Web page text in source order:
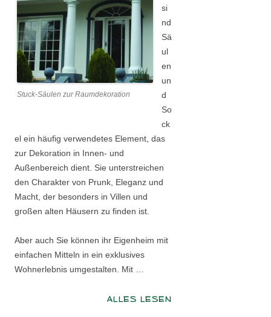
Stuck-Säulen zur Raumdekoration
si
nd
Sä
ul
en
un
d
So
ck
el ein häufig verwendetes Element, das
zur Dekoration in Innen- und
Außenbereich dient. Sie unterstreichen
den Charakter von Prunk, Eleganz und
Macht, der besonders in Villen und
großen alten Häusern zu finden ist.
Aber auch Sie können ihr Eigenheim mit
einfachen Mitteln in ein exklusives
Wohnerlebnis umgestalten. Mit …
ALLES LESEN